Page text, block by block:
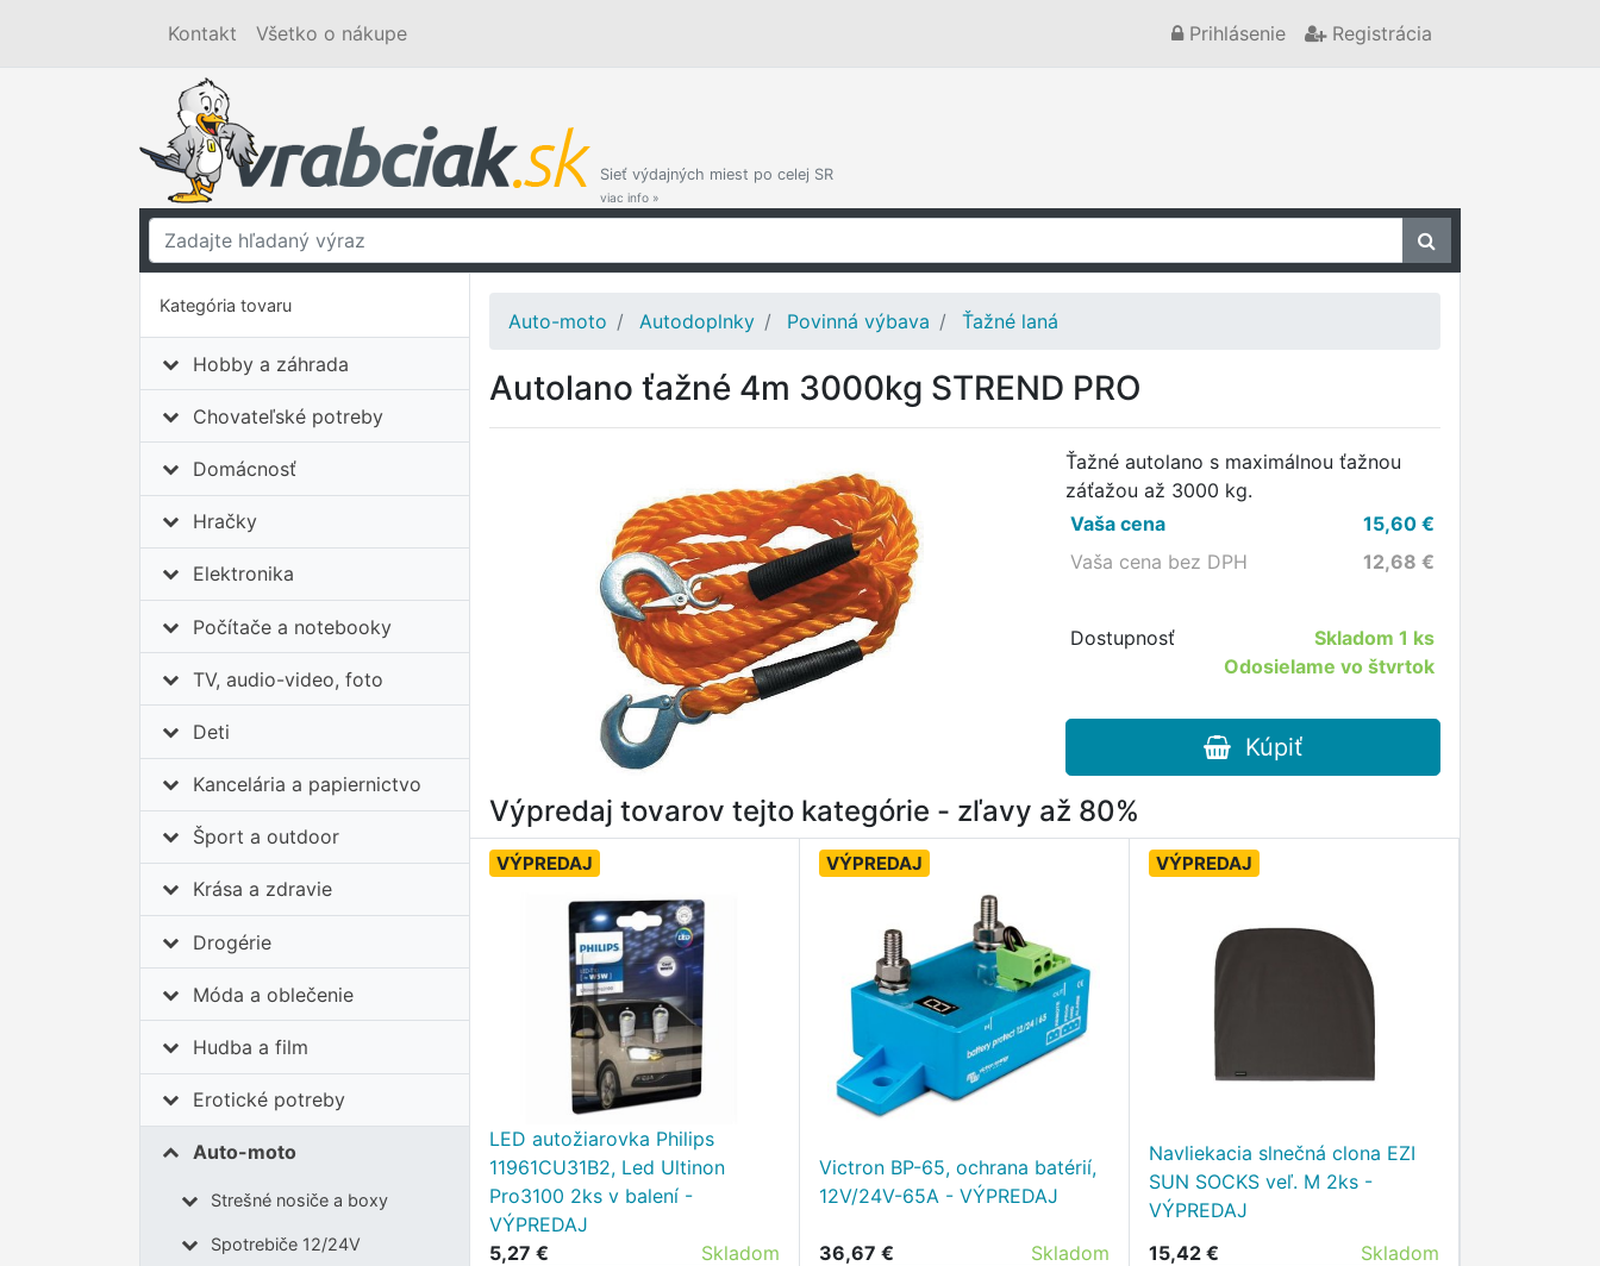
Kontakt Všetko o nákupe Prihlásenie Registrácia
Sieť výdajných miest po celej SR
viac info »
Kategória tovaru
Hobby a záhrada
Chovateľské potreby
Domácnosť
Hračky
Elektronika
Počítače a notebooky
TV, audio-video, foto
Deti
Kancelária a papiernictvo
Šport a outdoor
Krása a zdravie
Drogérie
Móda a oblečenie
Hudba a film
Erotické potreby
Auto-moto
Strešné nosiče a boxy
Spotrebiče 12/24V
Auto-moto Autodoplnky Povinná výbava Ťažné laná
Autolano ťažné 4m 3000kg STREND PRO
Ťažné autolano s maximálnou ťažnou
záťažou až 3000 kg.
Vaša cena
15,60€
Vaša cena bez DPH
12,68 €
Dostupnosť Skladom 1 ks
Odosielame vo štvrtok
Kúpiť
Výpredaj tovarov tejto kategórie - zľavy až 80%
VÝPREDAJ
LED autožiarovka Philips
11961CU31B2, Led Ultinon
Pro3100 2ks v balení -
VÝPREDAJ
5,27 €
Skladom
VÝPREDAJ
Victron BP-65, ochrana batérií,
12V/24V-65A - VÝPREDAJ
36,67 €
Skladom
VÝPREDAJ
Navliekacia slnečná clona EZI
SUN SOCKS veľ. M 2ks -
VÝPREDAJ
15,42 €
Skladom